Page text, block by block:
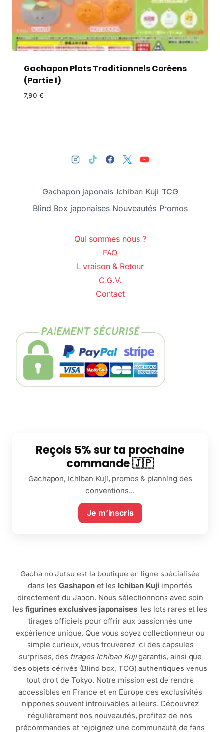
Gachapon Plats Traditionnels Coréens
(Partie 1)
7,90 €
Gachapon japonais Ichiban Kuji TCG
Blind Box japonaises Nouveautés Promos
Qui sommes nous ?
FAQ
Livraison & Retour
C.G.V.
Contact
Reçois 5% sur ta prochaine
commande 🇯🇵
Gachapon, Ichiban Kuji, promos & planning des
conventions...
Je m’inscris
Gacha no Jutsu est la boutique en ligne spécialisée
dans les Gashapon et les Ichiban Kuji importés
directement du Japon. Nous sélectionnons avec soin
les figurines exclusives japonaises, les lots rares et les
tirages officiels pour offrir aux passionnés une
expérience unique. Que vous soyez collectionneur ou
simple curieux, vous trouverez ici des capsules
surprises, des tirages Ichiban Kujigarantis, ainsi que
des objets dérivés (Blind box, TCG) authentiques venus
tout droit de Tokyo. Notre mission est de rendre
accessibles en France et en Europe ces exclusivités
nippones souvent introuvables ailleurs. Découvrez
régulièrement nos nouveautés, profitez de nos
précommandes et rejoignez une communauté de fans